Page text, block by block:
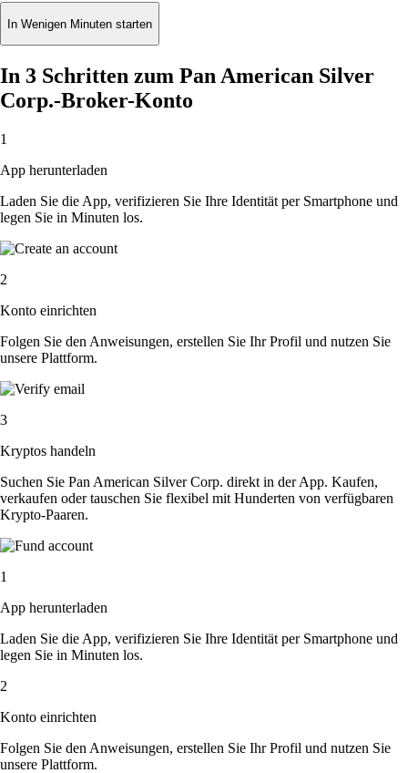
In Wenigen Minuten starten
In 3 Schritten zum Pan American Silver
Corp.-Broker-Konto
1
App herunterladen
Laden Sie die App, verifizieren Sie Ihre Identität per Smartphone und
legen Sie in Minuten los.
2
Konto einrichten
Folgen Sie den Anweisungen, erstellen Sie Ihr Profil und nutzen Sie
unsere Plattform.
3
Kryptos handeln
Suchen Sie Pan American Silver Corp. direkt in der App. Kaufen,
verkaufen oder tauschen Sie flexibel mit Hunderten von verfügbaren
Krypto-Paaren.
1
App herunterladen
Laden Sie die App, verifizieren Sie Ihre Identität per Smartphone und
legen Sie in Minuten los.
2
Konto einrichten
Folgen Sie den Anweisungen, erstellen Sie Ihr Profil und nutzen Sie
unsere Plattform.